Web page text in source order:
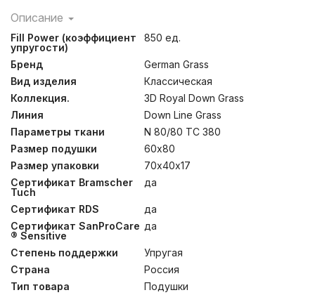
Описание
Инновационная 3D конструкция позволяет создавать
объемные и высокие подушки. Эта технология
создания трехкамерных подушек с внутренним ядром
гармонично объединяет как мягкость и нежность
легчайшего гусиного пуха категории “Экстра” во
внешних камерах, так и особую упругость и объем
пухо-перового наполнителя ядра. Данная
конструкция позволяет создать несминаемый объем и
достичь необходимую высоту у каждого изделия.
Подушки коллекции 3D ROYAL DOWN GRASS имеют
чехлы из немецкой ткани, прошедшей финишную
обработку SanProCare® Sensitive, и имеющей
сертификаты «Bramscher Tuch» и OEKO-TEX®
Standard. Для обеспечения особых гигиенических
свойств, изделия прошли обработку методом
озонирования Ozone Pure 360 Grass. Сушка этих
изделий после стирки требует специальной
подготовки, поэтому при уходе в домашних условиях
рекомендуется сухая чистка.
Fill Power (коэффициент
упругости)
850 ед.
Бренд
German Grass
Вид изделия
Классическая
Коллекция.
3D Royal Down Grass
Линия
Down Line Grass
Параметры ткани
N 80/80 TC 380
Размер подушки
60х80
Размер упаковки
70х40х17
Сертификат Bramscher
Tuch
да
Сертификат RDS
да
Сертификат SanProCare
® Sensitive
да
Степень поддержки
Упругая
Страна
Россия
Тип товара
Подушки